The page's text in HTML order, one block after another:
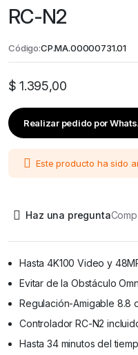
RC-N2
Código:CP.MA.00000731.01
$ 1.395,00
Realizar pedido por
Este producto ha sido
Haz una pregunta
Hasta 4K100 Video y
Evitar de la Obstáculo
Regulación-Amigable 8.8
Controlador RC-N2
Hasta 34 minutos del